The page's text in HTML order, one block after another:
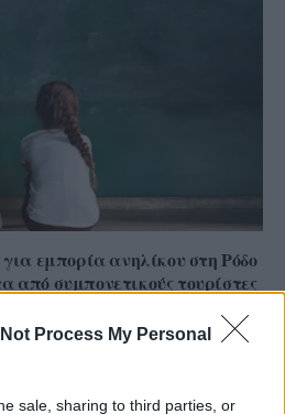
Process My Personal
sale, sharing to third parties, or
εμπορία ανηλίκου στη Ρόδο
από συμπονετικούς τουρίστες